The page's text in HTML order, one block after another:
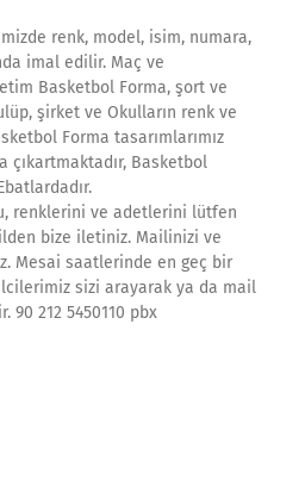
renk, model, isim, numara,
imal edilir. Maç ve
Basketbol Forma, şort ve
şirket ve Okulların renk ve
Forma tasarımlarımız
çıkartmaktadır, Basketbol
renklerini ve adetlerini lütfen
bize iletiniz. Mailinizi ve
Mesai saatlerinde en geç bir
sizi arayarak ya da mail
212 5450110 pbx